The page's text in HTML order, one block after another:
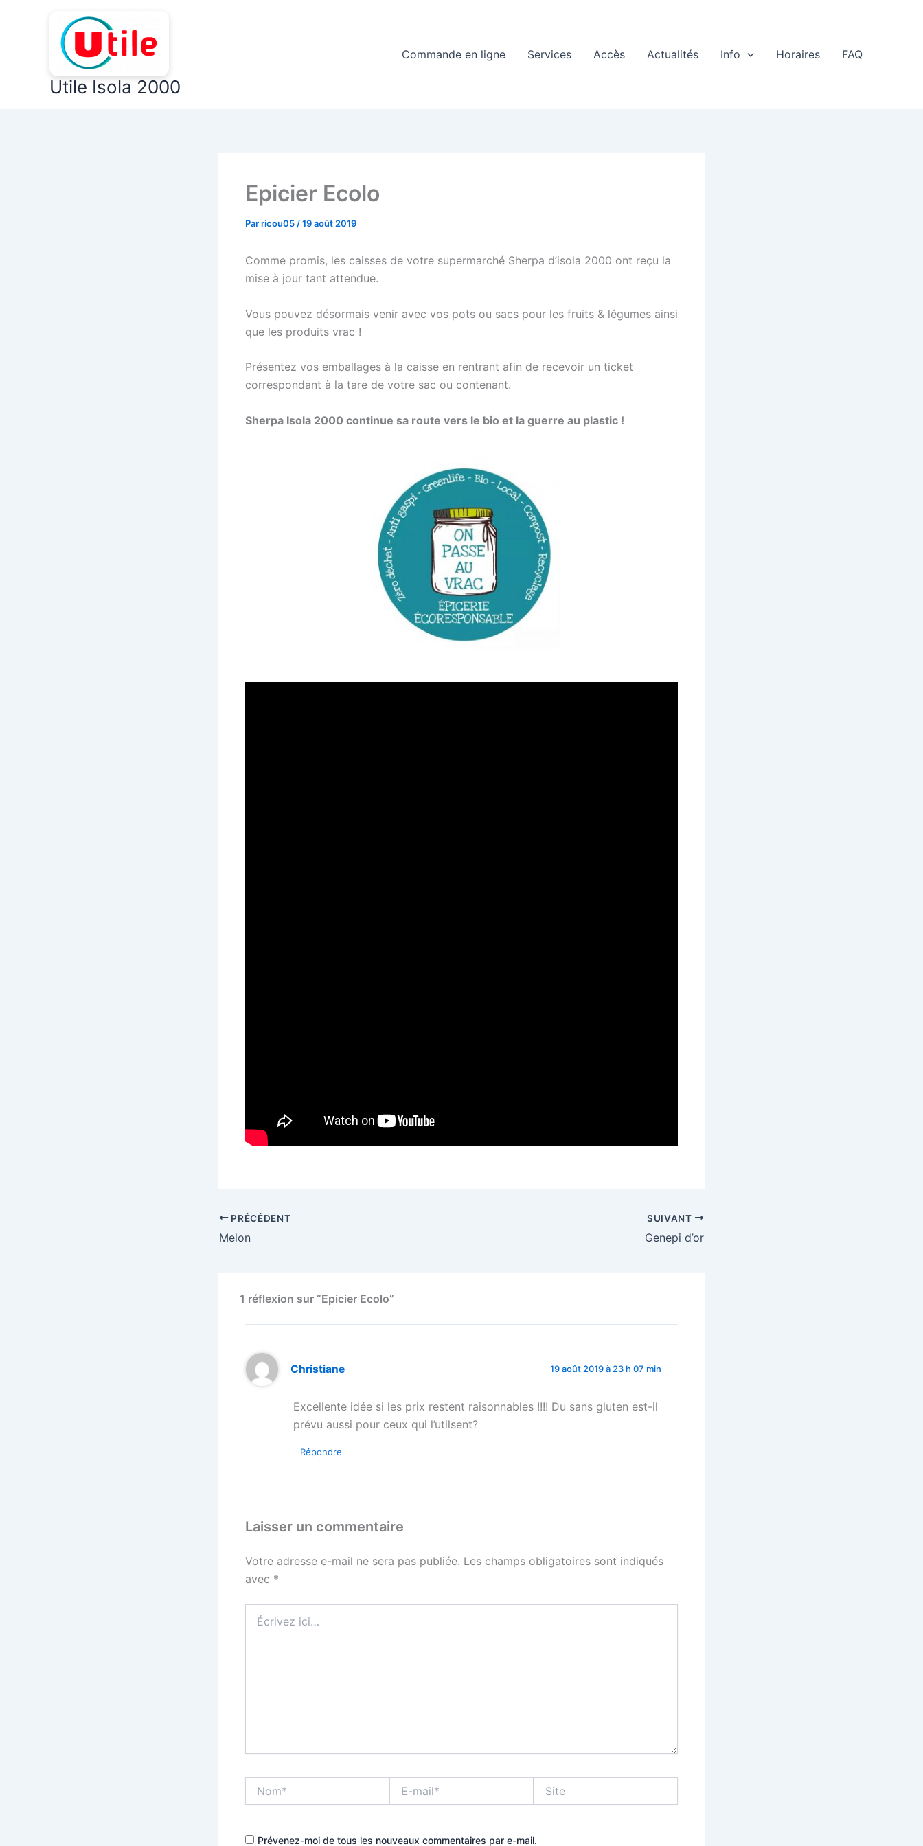
Utile Isola 2000
Commande en ligne Services Accès Actualités Info Horaires FAQ
Epicier Ecolo
Parricou05 /19 août 2019
Comme promis, les caisses de votre supermarché Sherpa d’isola 2000 ont reçu la
mise à jour tant attendue.
Vous pouvez désormais venir avec vos pots ou sacs pour les fruits & légumes ainsi
que les produits vrac !
Présentez vos emballages à la caisse en rentrant afin de recevoir un ticket
correspondant à la tare de votre sac ou contenant.
Sherpa Isola 2000 continue sa route vers le bio et la guerre au plastic !
PRÉCÉDENT
Melon
SUIVANT
Genepi d’or
1 réflexion sur “Epicier Ecolo”
Christiane 19 août 2019 à 23 h 07 min
Excellente idée si les prix restent raisonnables !!!! Du sans gluten est-il
prévu aussi pour ceux qui l’utilsent?
Répondre
Laisser un commentaire
Votre adresse e-mail ne sera pas publiée. Les champs obligatoires sont indiqués
avec *
ici…
mail*
Prévenez-moi de tous les nouveaux commentaires par e-mail.